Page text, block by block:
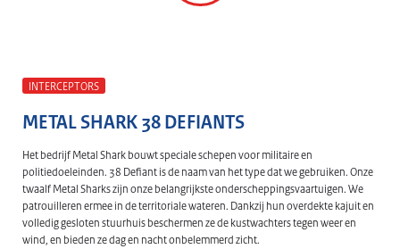
INTERCEPTORS
METAL SHARK 38 DEFIANTS
Het bedrijf Metal Shark bouwt speciale schepen voor militaire en
politiedoeleinden. 38 Defiant is de naam van het type dat we gebruiken. Onze
twaalf Metal Sharks zijn onze belangrijkste onderscheppingsvaartuigen. We
patrouilleren ermee in de territoriale wateren. Dankzij hun overdekte kajuit en
volledig gesloten stuurhuis beschermen ze de kustwachters tegen weer en
wind, en bieden ze dag en nacht onbelemmerd zicht.